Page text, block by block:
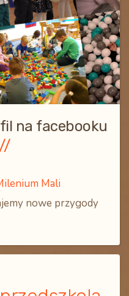
na facebooku
Mali
nowe przygody